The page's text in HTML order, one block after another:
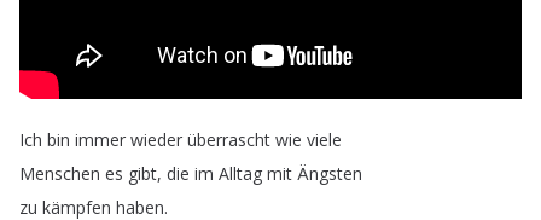
Ich bin immer wieder überrascht wie viele
Menschen es gibt, die im Alltag mit Ängsten
zu kämpfen haben.